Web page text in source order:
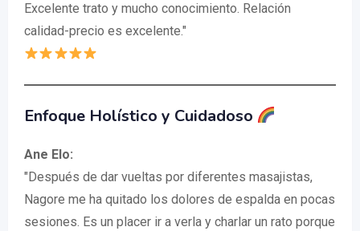
Excelente trato y mucho conocimiento. Relación
calidad-precio es excelente."
Enfoque Holístico y Cuidadoso
Ane Elo:
"Después de dar vueltas por diferentes masajistas,
Nagore me ha quitado los dolores de espalda en pocas
sesiones. Es un placer ir a verla y charlar un rato porque